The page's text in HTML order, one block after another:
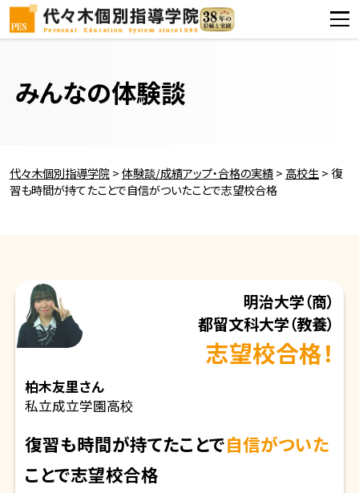
みんなの体験談
代々木個別指導学院>体験談/成績アップ・合格の実績> 高校生> 復
習も時間が持てたことで自信がついたことで志望校合格
明治大学（商）
都留文科大学（教養）
志望校合格！
柏木友里さん
私立成立学園高校
復習も時間が持てたことで自信がついた
ことで志望校合格